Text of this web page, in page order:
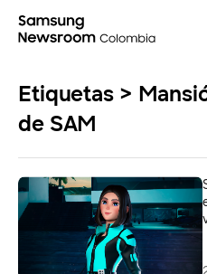
Etiquetas >
de SAM